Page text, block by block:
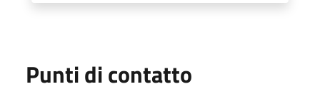
Punti di contatto